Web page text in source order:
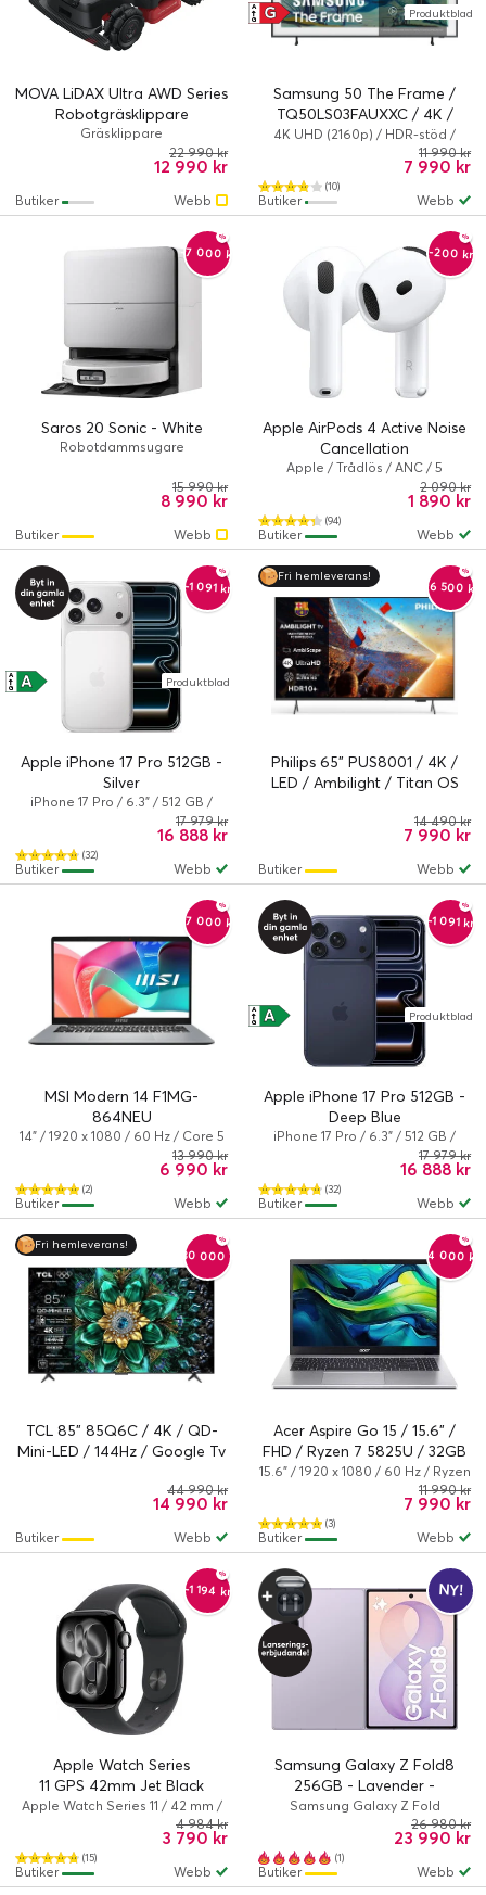
MOVA LiDAX Ultra AWD Series
Robotgräsklippare
Gräsklippare
12 990 kr
22 990 kr
Webb
Butiker
Samsung 50 The Frame /
TQ50LS03FAUXXC / 4K /
QLED / 60 Hz / Smart TV
4K UHD (2160p) / HDR-stöd /
G
A
↑
G Produktblad
(10)
7 990 kr
11 990 kr
Webb
Butiker
-7 000 kr
Saros 20 Sonic - White
Robotdammsugare
8 990 kr
15 990 kr
Webb
Butiker
-200 kr
Apple AirPods 4 Active Noise
Cancellation
Apple / Trådlös / ANC / 5
timme/timmar / True Wireless /
(94)
1 890 kr
2 090 kr
Webb
Butiker
-1 091 kr
Apple iPhone 17 Pro 512GB -
Silver
iPhone 17 Pro / 6.3" / 512 GB /
Dual-SIM / iOS 26 / Silver
A
A
↑
G Produktblad
(32)
16 888 kr
17 979 kr
Webb
Butiker
Fri hemleverans!
-6 500 kr
Philips 65" PUS8001 / 4K /
LED / Ambilight / Titan OS
7 990 kr
14 490 kr
Webb
Butiker
-7 000 kr
MSI Modern 14 F1MG-
864NEU
14" / 1920 x 1080 / 60 Hz / Core 5
/ 120U / 16 GB / 512 GB / Intel
Graphics / Windows 11 Home
(2)
6 990 kr
13 990 kr
Webb
Butiker
-1 091 kr
Apple iPhone 17 Pro 512GB -
Deep Blue
iPhone 17 Pro / 6.3" / 512 GB /
Dual-SIM / iOS 26 / Deep blue
A
A
↑
G Produktblad
(32)
16 888 kr
17 979 kr
Webb
Butiker
Fri hemleverans!
-30 000 kr
TCL 85" 85Q6C / 4K / QD-
Mini-LED / 144Hz / Google Tv
14 990 kr
44 990 kr
Webb
Butiker
-4 000 kr
Acer Aspire Go 15 / 15.6" /
FHD / Ryzen 7 5825U / 32GB
/ 1TB
15.6" / 1920 x 1080 / 60 Hz / Ryzen
7 / 5825U / 32 GB / 1.024 TB /
AMD Radeon Graphics /
Windows 11 Home
(3)
7 990 kr
11 990 kr
Webb
Butiker
-1 194 kr
Apple Watch Series
11 GPS 42mm Jet Black
Aluminium Case med Black
Sport Band - M/L
Apple Watch Series 11 / 42 mm /
Series 11 (GPS) / 100 %
återvunnet aluminium / Svart
(15)
3 790 kr
4 984 kr
Webb
Butiker
NY!
Samsung Galaxy Z Fold8
256GB - Lavender -
Lanseringserbjudande
Samsung Galaxy Z Fold
(1)
23 990 kr
26 980 kr
Webb
Butiker